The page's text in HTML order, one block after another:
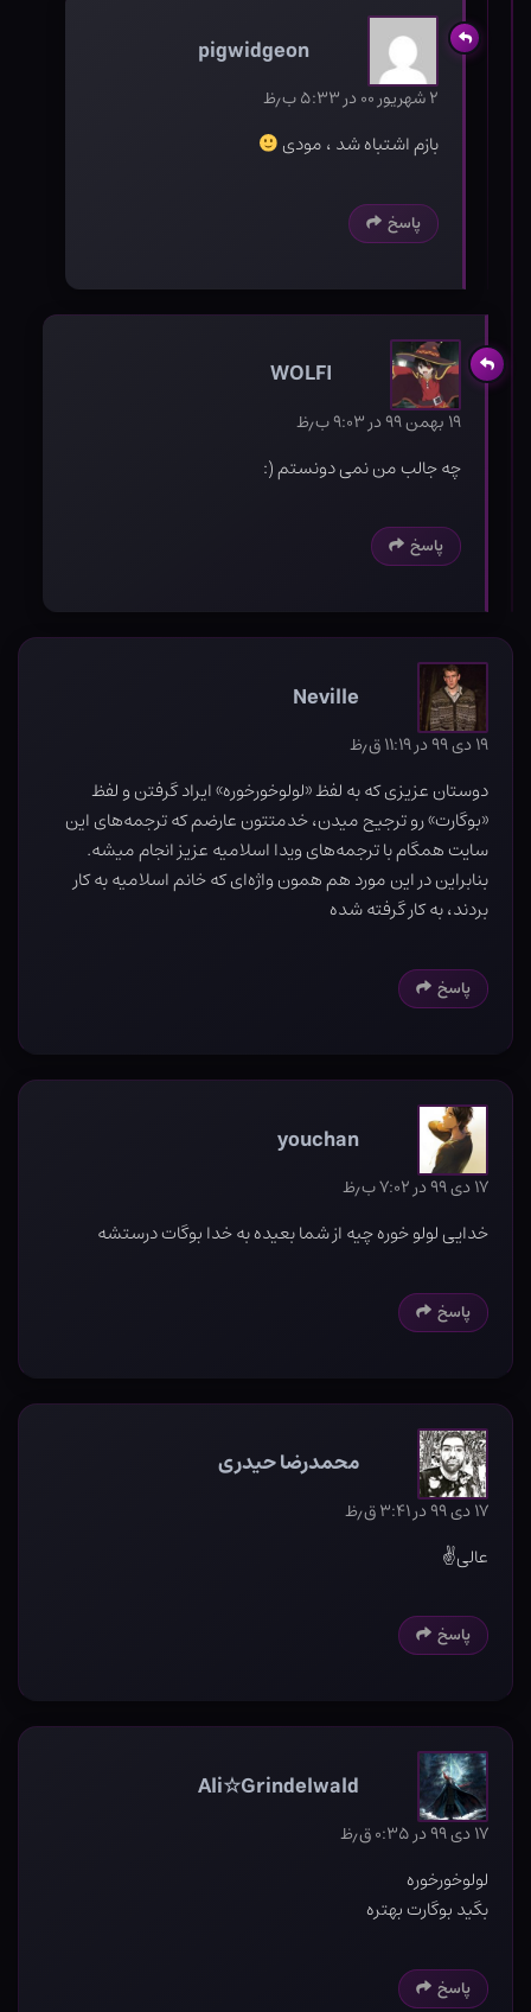
pigwidgeon
۲ شهریور ۰۰ در ۵:۳۳ ب٫ظ
بازم اشتباه شد ، مودی
پاسخ
WOLFI
۱۹ بهمن ۹۹ در ۹:۰۳ ب٫ظ
چه جالب من نمی دونستم (:
پاسخ
Neville
۱۹ دی ۹۹ در ۱۱:۱۹ ق٫ظ
دوستان عزیزی که به لفظ «لولوخورخوره» ایراد گرفتن و لفظ
«بوگارت» رو ترجیح میدن، خدمتتون عارضم که ترجمه‌های این
سایت همگام با ترجمه‌های ویدا اسلامیه عزیز انجام میشه.
بنابراین در این مورد هم همون واژه‌ای که خانم اسلامیه به کار
بردند، به کار گرفته شده
پاسخ
youchan
۱۷ دی ۹۹ در ۷:۰۲ ب٫ظ
خدایی لولو خوره چیه از شما بعیده به خدا بوگات درستشه
پاسخ
محمدرضا حیدری
۱۷ دی ۹۹ در ۳:۴۱ ق٫ظ
عالی✌️
پاسخ
Ali☆Grindelwald
۱۷ دی ۹۹ در ۰:۳۵ ق٫ظ
لولوخورخوره
بگید بوگارت بهتره
پاسخ